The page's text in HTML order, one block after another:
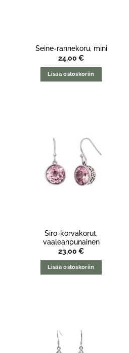
Seine-rannekoru, mini
24,00 €
Lisää ostoskoriin
Siro-korvakorut,
vaaleanpunainen
23,00 €
Lisää ostoskoriin